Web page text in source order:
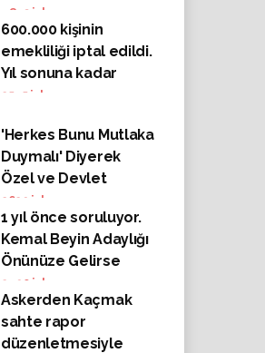
Giriyor
4843 izlenme
600.000 kişinin
emekliliği iptal edildi.
Yıl sonuna kadar
sayının Bir milyon
ediliyor
2545 izlenme
'Herkes Bunu Mutlaka
Duymalı' Diyerek
Özel ve Devlet
Hastaneleriyle İlgili
Çok Önemli Bilgiler
Paylaştı
2629 izlenme
1 yıl önce soruluyor.
Kemal Beyin Adaylığı
Önünüze Gelirse
Tavrınız Ne Olur?
2490 izlenme
Askerden Kaçmak
sahte rapor
düzenletmesiyle